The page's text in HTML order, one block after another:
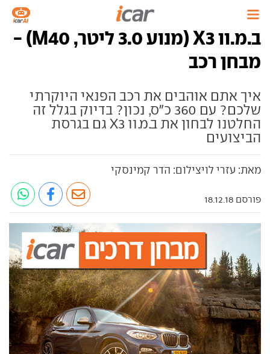
ב.מ.וו X3 (מנוע 3.0 ליטר, M40) -
מבחן רכב
איך אתם אוהבים את רכב הפנאי היוקרתי
שלכם? עם 360 כ"ס, נכון? בדיוק בגלל זה
החלטנו לבחון את ב.מ.וו X3 גם בגרסת
הביצועים
מאת: עזרי לויצילום: הדר קמינסקי
פורסם 18.12.18